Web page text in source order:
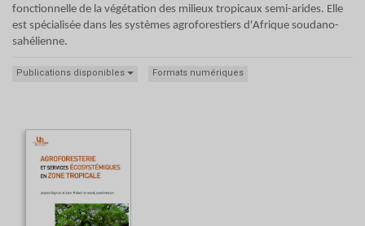
fonctionnelle de la végétation des milieux tropicaux semi-arides. Elle
est spécialisée dans les systèmes agroforestiers d'Afrique soudano-
sahélienne.
Publications disponibles Formats numériques